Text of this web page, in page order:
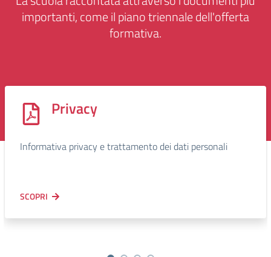
importanti, come il piano triennale dell'offerta
formativa.
Privacy
Informativa privacy e trattamento dei dati personali
SCOPRI